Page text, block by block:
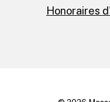
Honoraires